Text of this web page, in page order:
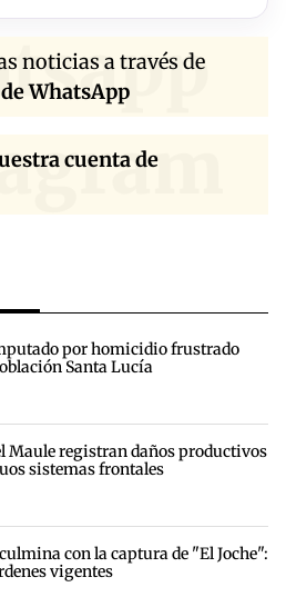
noticias a través de
WhatsApp
cuenta de
por homicidio frustrado
Santa Lucía
Maule registran daños productivos
sistemas frontales
con la captura de "El Joche":
vigentes